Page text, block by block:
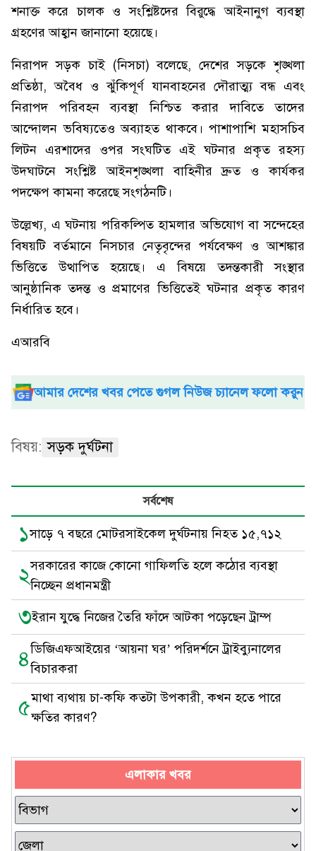
শনাক্ত করে চালক ও সংশ্লিষ্টদের বিরুদ্ধে আইনানুগ ব্যবস্থা
গ্রহণের আহ্বান জানানো হয়েছে।
নিরাপদ সড়ক চাই (নিসচা) বলেছে, দেশের সড়কে শৃঙ্খলা
প্রতিষ্ঠা, অবৈধ ও ঝুঁকিপূর্ণ যানবাহনের দৌরাত্ম্য বন্ধ এবং
নিরাপদ পরিবহন ব্যবস্থা নিশ্চিত করার দাবিতে তাদের
আন্দোলন ভবিষ্যতেও অব্যাহত থাকবে। পাশাপাশি মহাসচিব
লিটন এরশাদের ওপর সংঘটিত এই ঘটনার প্রকৃত রহস্য
উদঘাটনে সংশ্লিষ্ট আইনশৃঙ্খলা বাহিনীর দ্রুত ও কার্যকর
পদক্ষেপ কামনা করেছে সংগঠনটি।
উল্লেখ্য, এ ঘটনায় পরিকল্পিত হামলার অভিযোগ বা সন্দেহের
বিষয়টি বর্তমানে নিসচার নেতৃবৃন্দের পর্যবেক্ষণ ও আশঙ্কার
ভিত্তিতে উত্থাপিত হয়েছে। এ বিষয়ে তদন্তকারী সংস্থার
আনুষ্ঠানিক তদন্ত ও প্রমাণের ভিত্তিতেই ঘটনার প্রকৃত কারণ
নির্ধারিত হবে।
এআরবি
আমার দেশের খবর পেতে গুগল নিউজ চ্যানেল ফলো করুন
বিষয়: সড়ক দুর্ঘটনা
সর্বশেষ
১সাড়ে ৭ বছরে মোটরসাইকেল দুর্ঘটনায় নিহত ১৫,৭১২
২সরকারের কাজে কোনো গাফিলতি হলে কঠোর ব্যবস্থা
নিচ্ছেন প্রধানমন্ত্রী
৩ইরান যুদ্ধে নিজের তৈরি ফাঁদে আটকা পড়েছেন ট্রাম্প
৪ডিজিএফআইয়ের ‘আয়না ঘর’ পরিদর্শনে ট্রাইব্যুনালের
বিচারকরা
৫মাথা ব্যথায় চা-কফি কতটা উপকারী, কখন হতে পারে
ক্ষতির কারণ?
এলাকার খবর